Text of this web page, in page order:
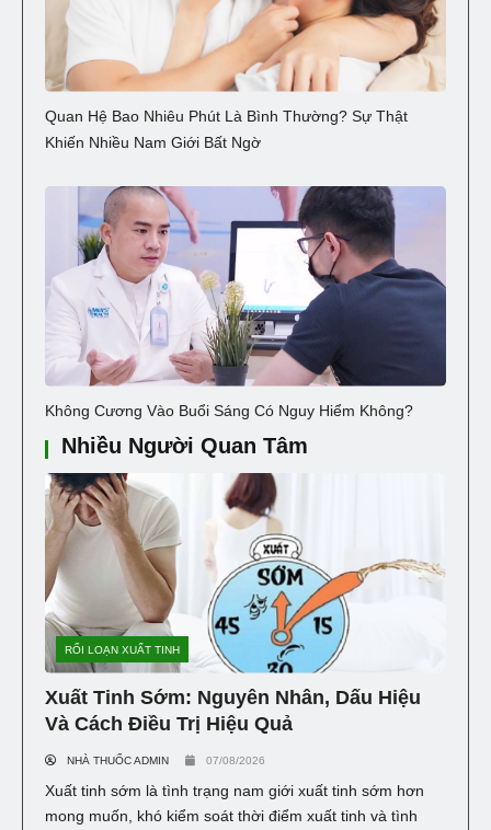
Quan Hệ Bao Nhiêu Phút Là Bình Thường? Sự Thật
Khiến Nhiều Nam Giới Bất Ngờ
Không Cương Vào Buổi Sáng Có Nguy Hiểm Không?
Nhiều Người Quan Tâm
RỐI LOẠN XUẤT TINH
Xuất Tinh Sớm: Nguyên Nhân, Dấu Hiệu
Và Cách Điều Trị Hiệu Quả
NHÀ THUỐC ADMIN 07/08/2026
Xuất tinh sớm là tình trạng nam giới xuất tinh sớm hơn
mong muốn, khó kiểm soát thời điểm xuất tinh và tình